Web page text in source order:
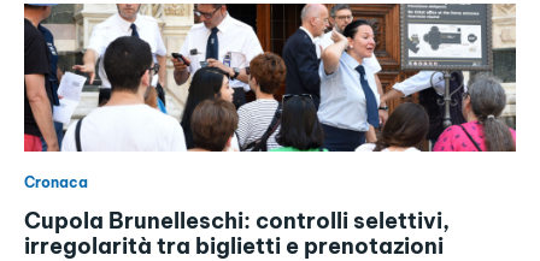
Cronaca
Cupola Brunelleschi: controlli selettivi,
irregolarità tra biglietti e prenotazioni